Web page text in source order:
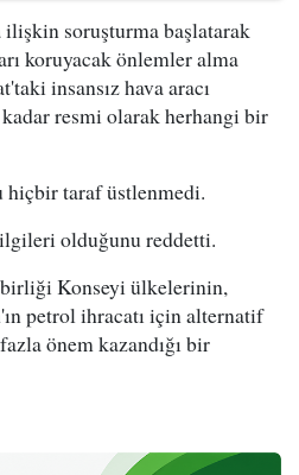
ilişkin soruşturma başlatarak
koruyacak önlemler alma
insansız hava aracı
kadar resmi olarak herhangi bir
hiçbir taraf üstlenmedi.
olduğunu reddetti.
Konseyi ülkelerinin,
petrol ihracatı için alternatif
önem kazandığı bir